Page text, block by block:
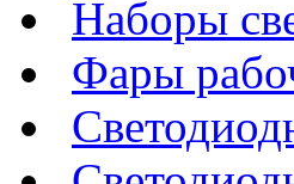
Наборы
Фары